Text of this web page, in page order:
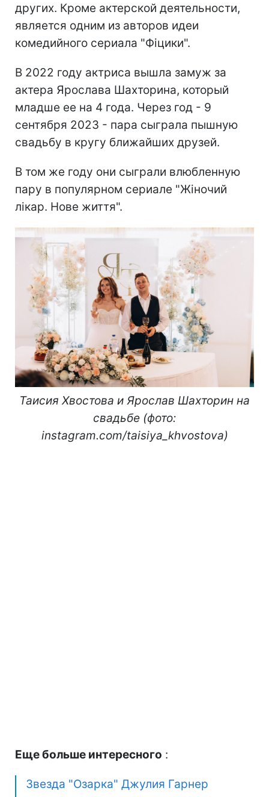
других. Кроме актерской деятельности,
является одним из авторов идеи
комедийного сериала "Фіцики".
В 2022 году актриса вышла замуж за
актера Ярослава Шахторина, который
младше ее на 4 года. Через год - 9
сентября 2023 - пара сыграла пышную
свадьбу в кругу ближайших друзей.
В том же году они сыграли влюбленную
пару в популярном сериале "Жіночий
лікар. Нове життя".
Таисия Хвостова и Ярослав Шахторин на
свадьбе (фото:
instagram.com/taisiya_khvostova)
Еще больше интересного :
Звезда "Озарка" Джулия Гарнер